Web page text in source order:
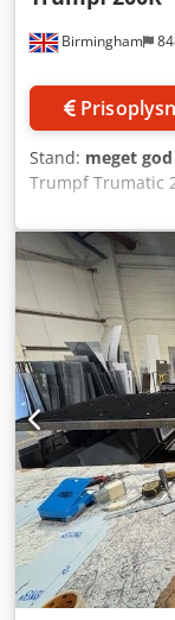
"Triplet Track"
Birmingham
Stand: meget
Trumpf Trumatic
TRUMPF Model:
stansepresse
Ahlsa Stansekraft
m/min
pladetykkelse
Antal
Maks. emnevægt
Billede af